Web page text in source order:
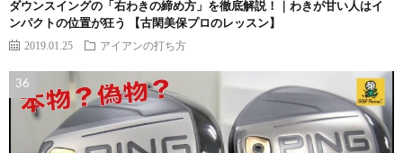
ダウンスイングの「右わきの締め方」を徹底解説！｜わきが甘い人はイ
ンパクトの位置が狂う 【古閑美保プロのレッスン】
2019.01.25 アイアンの打ち方